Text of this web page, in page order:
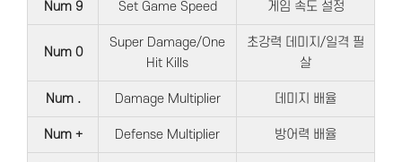
Num 9 Set Game Speed 게임 속도 설정
Num 0
Super Damage/One
Hit Kills
초강력 데미지/일격 필
살
Num . Damage Multiplier 데미지 배율
Num + Defense Multiplier 방어력 배율